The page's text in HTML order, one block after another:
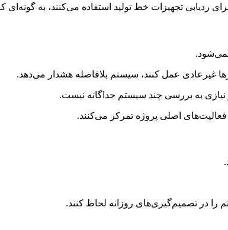
نمی‌شود.
غیرعادی عمل کنند، سیستم بلافاصله هشدار می‌دهد.
به بررسی چند سیستم جداگانه نیست.
اصلی پروژه تمرکز می‌کنند.